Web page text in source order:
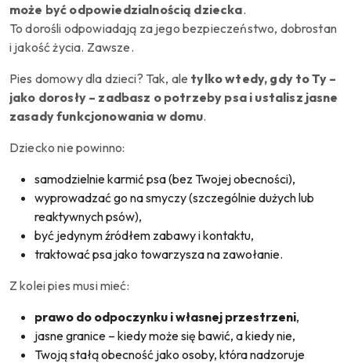
może być odpowiedzialnością dziecka.
To dorośli odpowiadają za jego bezpieczeństwo, dobrostan
i jakość życia. Zawsze.
Pies domowy dla dzieci? Tak, ale tylko wtedy, gdy to Ty –
jako dorosły – zadbasz o potrzeby psa i ustalisz jasne
zasady funkcjonowania w domu.
Dziecko nie powinno:
samodzielnie karmić psa (bez Twojej obecności),
wyprowadzać go na smyczy (szczególnie dużych lub
reaktywnych psów),
być jedynym źródłem zabawy i kontaktu,
traktować psa jako towarzysza na zawołanie.
Z kolei pies musi mieć:
prawo do odpoczynku i własnej przestrzeni,
jasne granice – kiedy może się bawić, a kiedy nie,
Twoją stałą obecność jako osoby, która nadzoruje